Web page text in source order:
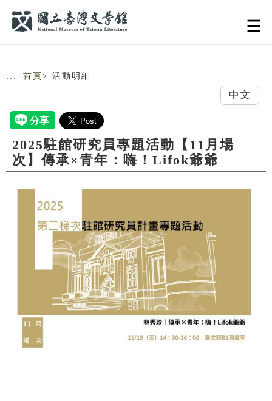
::: 首頁 > 活動明細
中文
2025駐館研究員專題活動【11月場
次】傳承×青年：嗨！Lifok爺爺